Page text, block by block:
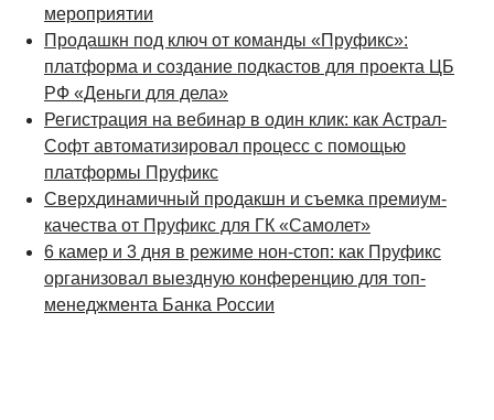
мероприятии
Продашкн под ключ от команды «Пруфикс»:
платформа и создание подкастов для проекта ЦБ
РФ «Деньги для дела»
Регистрация на вебинар в один клик: как Астрал-
Софт автоматизировал процесс с помощью
платформы Пруфикс
Сверхдинамичный продакшн и съемка премиум-
качества от Пруфикс для ГК «Самолет»
6 камер и 3 дня в режиме нон-стоп: как Пруфикс
организовал выездную конференцию для топ-
менеджмента Банка России